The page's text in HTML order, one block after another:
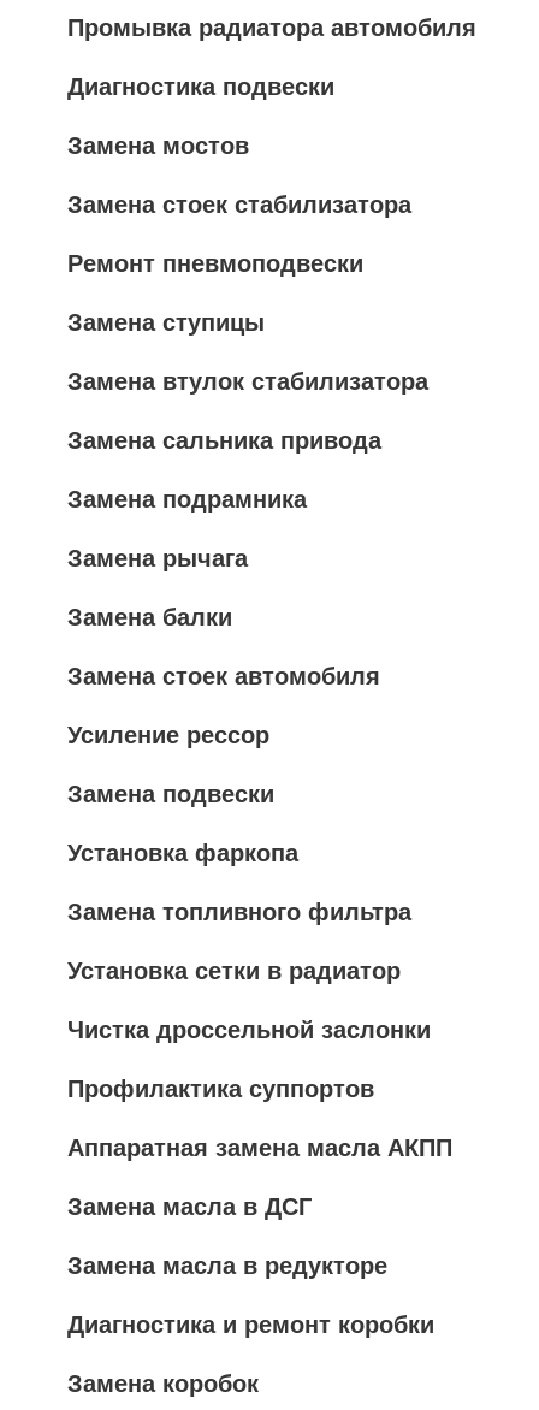
Промывка радиатора автомобиля
Диагностика подвески
Замена мостов
Замена стоек стабилизатора
Ремонт пневмоподвески
Замена ступицы
Замена втулок стабилизатора
Замена сальника привода
Замена подрамника
Замена рычага
Замена балки
Замена стоек автомобиля
Усиление рессор
Замена подвески
Установка фаркопа
Замена топливного фильтра
Установка сетки в радиатор
Чистка дроссельной заслонки
Профилактика суппортов
Аппаратная замена масла АКПП
Замена масла в ДСГ
Замена масла в редукторе
Диагностика и ремонт коробки
Замена коробок